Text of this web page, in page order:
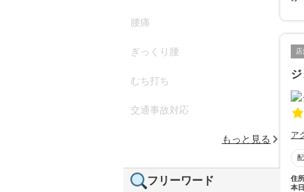
店
ア
住所
本
腰痛
ぎっくり腰
むち打ち
交通事故対応
もっと見る
フリーワード